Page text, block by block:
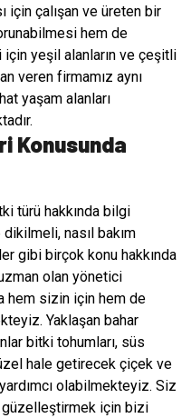
için çalışan ve üreten bir
hem de
yeşil alanların ve çeşitli
veren firmamız aynı
yaşam alanları
Konusunda
türü hakkında bilgi
nasıl bakım
gibi birçok konu hakkında
olan yönetici
hem sizin için hem de
Yaklaşan bahar
bitki tohumları, süs
hale getirecek çiçek ve
olabilmekteyiz. Siz
için bizi